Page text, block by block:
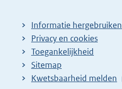
Informatie hergebruiken
Privacy en cookies
Toegankelijkheid
Sitemap
E
Kwetsbaarheid melden